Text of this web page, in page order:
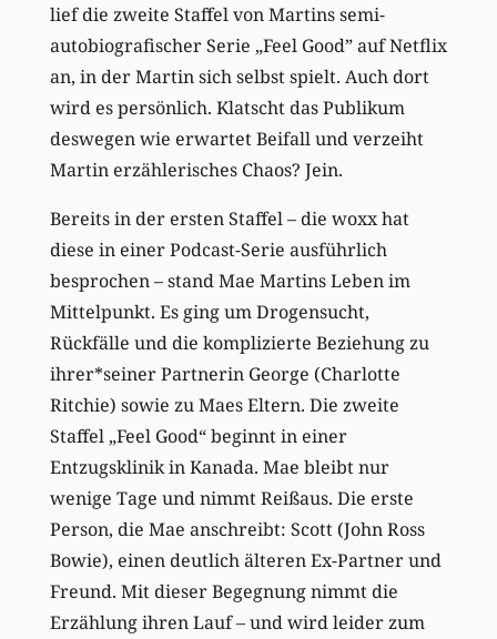
lief die zweite Staffel von Martins semi-
autobiografischer Serie „Feel Good” auf Netflix
an, in der Martin sich selbst spielt. Auch dort
wird es persönlich. Klatscht das Publikum
deswegen wie erwartet Beifall und verzeiht
Martin erzählerisches Chaos? Jein.
Bereits in der ersten Staffel – die woxx hat
diese in einer Podcast-Serie ausführlich
besprochen – stand Mae Martins Leben im
Mittelpunkt. Es ging um Drogensucht,
Rückfälle und die komplizierte Beziehung zu
ihrer*seiner Partnerin George (Charlotte
Ritchie) sowie zu Maes Eltern. Die zweite
Staffel „Feel Good“ beginnt in einer
Entzugsklinik in Kanada. Mae bleibt nur
wenige Tage und nimmt Reißaus. Die erste
Person, die Mae anschreibt: Scott (John Ross
Bowie), einen deutlich älteren Ex-Partner und
Freund. Mit dieser Begegnung nimmt die
Erzählung ihren Lauf – und wird leider zum